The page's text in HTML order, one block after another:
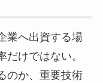
業へ出資する場
けではない。
のか、重要技術